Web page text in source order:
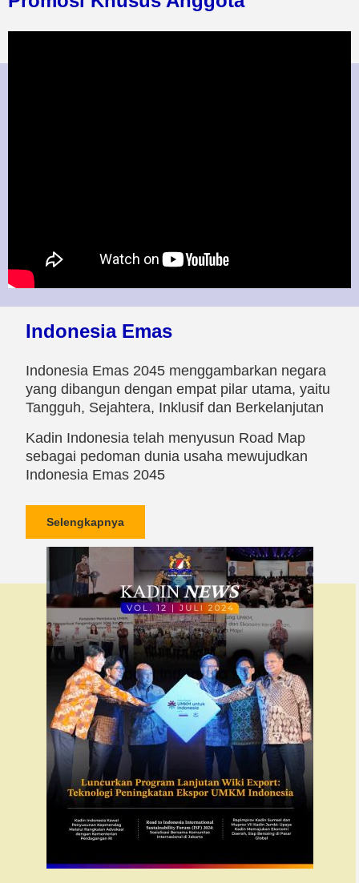
Indonesia Emas
Indonesia Emas 2045 menggambarkan negara
yang dibangun dengan empat pilar utama, yaitu
Tangguh, Sejahtera, Inklusif dan Berkelanjutan
Kadin Indonesia telah menyusun Road Map
sebagai pedoman dunia usaha mewujudkan
Indonesia Emas 2045
Selengkapnya